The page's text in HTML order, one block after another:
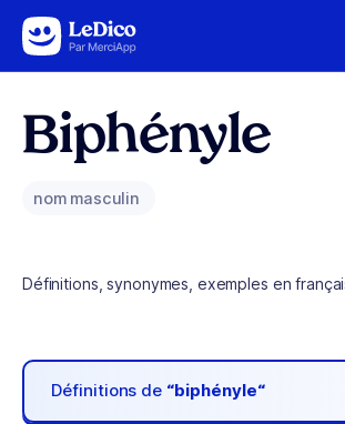
Aller au contenu
Biphényle
nom masculin
Définitions, synonymes, exemples en
Définitions de “biphényle“